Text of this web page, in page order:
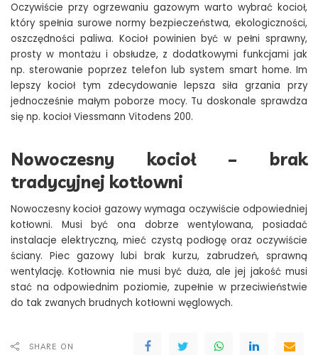
Oczywiście przy ogrzewaniu gazowym warto wybrać kocioł,
który spełnia surowe normy bezpieczeństwa, ekologiczności,
oszczędności paliwa. Kocioł powinien być w pełni sprawny,
prosty w montażu i obsłudze, z dodatkowymi funkcjami jak
np. sterowanie poprzez telefon lub system smart home. Im
lepszy kocioł tym zdecydowanie lepsza siła grzania przy
jednocześnie małym poborze mocy. Tu doskonale sprawdza
się np. kocioł Viessmann Vitodens 200.
Nowoczesny kocioł – brak
tradycyjnej kotłowni
Nowoczesny kocioł gazowy wymaga oczywiście odpowiedniej
kotłowni. Musi być ona dobrze wentylowana, posiadać
instalacje elektryczną, mieć czystą podłogę oraz oczywiście
ściany. Piec gazowy lubi brak kurzu, zabrudzeń, sprawną
wentylację. Kotłownia nie musi być duża, ale jej jakość musi
stać na odpowiednim poziomie, zupełnie w przeciwieństwie
do tak zwanych brudnych kotłowni węglowych.
SHARE ON